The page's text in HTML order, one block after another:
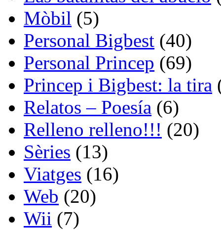
Mòbil (5)
Personal Bigbest (40)
Personal Princep (69)
Princep i Bigbest: la tira
Relatos – Poesía (6)
Relleno relleno!!! (20)
Sèries (13)
Viatges (16)
Web (20)
Wii (7)